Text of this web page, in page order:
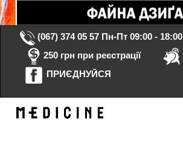
(067) 374 05 57 Пн-Пт 09:00 - 18:00
250 грн при реєстрації
ПРИЄДНУЙСЯ